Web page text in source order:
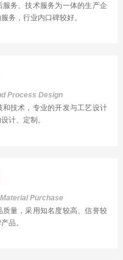
服务、技术服务为一体的生产企
务，行业内口碑较好。
Process Design
技术，专业的开发与工艺设计
计、定制。
Purchase
量，采用知名度较高、信誉较
品。